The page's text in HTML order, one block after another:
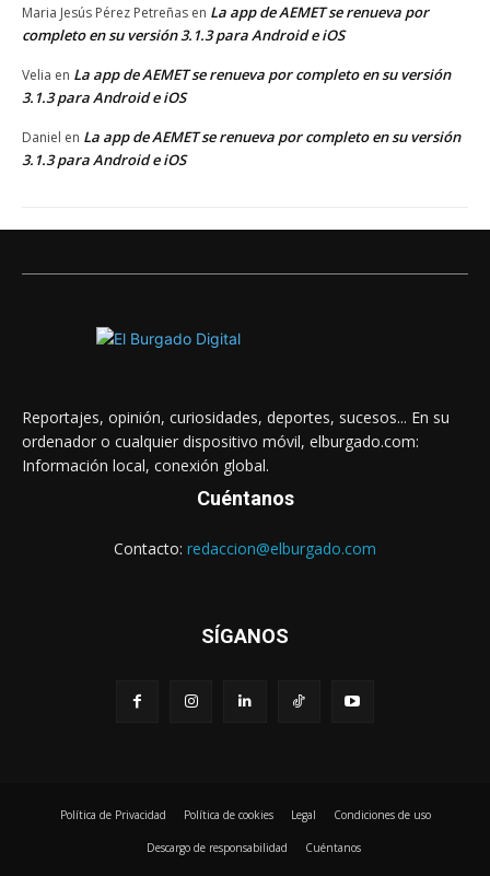
Maria Jesús Pérez Petreñas en La app de AEMET se renueva por
completo en su versión 3.1.3 para Android e iOS
Velia en La app de AEMET se renueva por completo en su versión
3.1.3 para Android e iOS
Daniel en La app de AEMET se renueva por completo en su versión
3.1.3 para Android e iOS
Reportajes, opinión, curiosidades, deportes, sucesos... En su
ordenador o cualquier dispositivo móvil, elburgado.com:
Información local, conexión global.
Cuéntanos
Contacto: redaccion@elburgado.com
SÍGANOS
Política de Privacidad Política de cookies Legal Condiciones de uso
Descargo de responsabilidad Cuéntanos